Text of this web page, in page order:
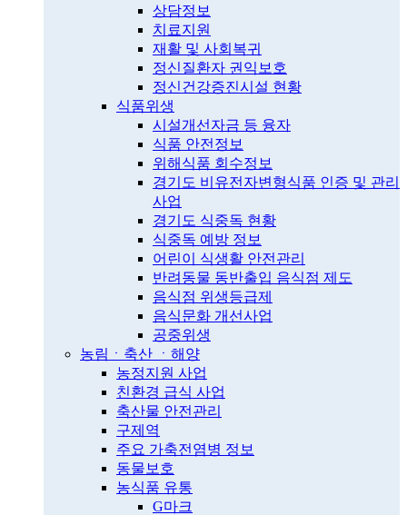
상담정보
치료지원
재활 및 사회복귀
정신질환자 권익보호
정신건강증진시설 현황
식품위생
시설개선자금 등 융자
식품 안전정보
위해식품 회수정보
경기도 비유전자변형식품 인증 및 관리
사업
경기도 식중독 현황
식중독 예방 정보
어린이 식생활 안전관리
반려동물 동반출입 음식점 제도
음식점 위생등급제
음식문화 개선사업
공중위생
농림ㆍ축산 ㆍ해양
농정지원 사업
친환경 급식 사업
축산물 안전관리
구제역
주요 가축전염병 정보
동물보호
농식품 유통
G마크